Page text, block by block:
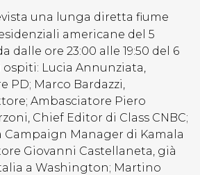
una lunga diretta fiume
americane del 5
dalle ore 23:00 alle 19:50 del 6
ospiti: Lucia Annunziata,
PD; Marco Bardazzi,
Ambasciatore Piero
Chief Editor di Class CNBC;
Campaign Manager di Kamala
Giovanni Castellaneta, già
a Washington; Martino